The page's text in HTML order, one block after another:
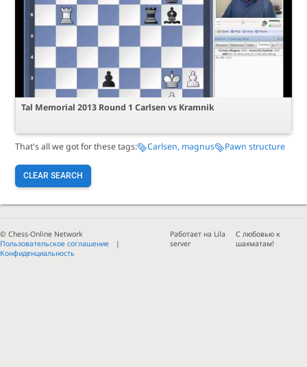
Tal Memorial 2013 Round 1 Carlsen vs Kramnik
That's all we got for these tags: Carlsen, magnus Pawn structure
CLEAR SEARCH
© Chess-Online Network
Пользовательское соглашение
Конфиденциальность
Работает на Lila
server
С любовью к
шахматам!